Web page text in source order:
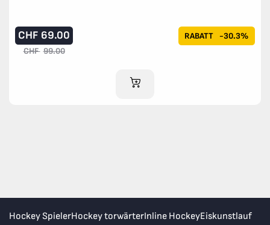
RABATT -30.3%
CHF 69.00
CHF 99.00
IM WARENKORB
Hockey SpielerHockey torwärterInline HockeyEiskunstlauf